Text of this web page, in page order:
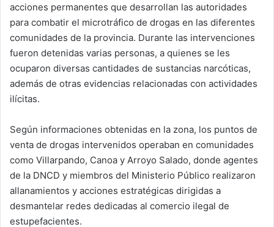
acciones permanentes que desarrollan las autoridades
para combatir el microtráfico de drogas en las diferentes
comunidades de la provincia. Durante las intervenciones
fueron detenidas varias personas, a quienes se les
ocuparon diversas cantidades de sustancias narcóticas,
además de otras evidencias relacionadas con actividades
ilícitas.
Según informaciones obtenidas en la zona, los puntos de
venta de drogas intervenidos operaban en comunidades
como Villarpando, Canoa y Arroyo Salado, donde agentes
de la DNCD y miembros del Ministerio Público realizaron
allanamientos y acciones estratégicas dirigidas a
desmantelar redes dedicadas al comercio ilegal de
estupefacientes.